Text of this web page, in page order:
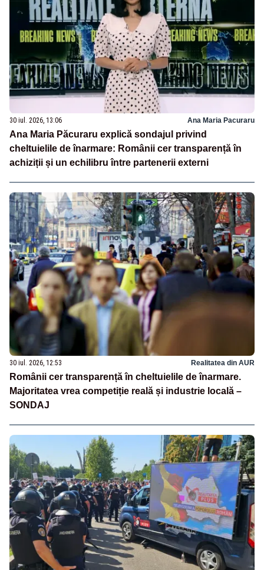
30 iul. 2026, 13:06 Ana Maria Pacuraru
Ana Maria Păcuraru explică sondajul privind
cheltuielile de înarmare: Românii cer transparență în
achiziții și un echilibru între partenerii externi
30 iul. 2026, 12:53 Realitatea din AUR
Românii cer transparență în cheltuielile de înarmare.
Majoritatea vrea competiție reală și industrie locală –
SONDAJ